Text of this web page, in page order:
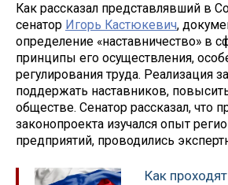
Как рассказал представлявший в
сенатор Игорь Кастюкевич,
определение «наставничество» в
принципы его осуществления,
регулирования труда. Реализация
поддержать наставников,
обществе. Сенатор рассказал, что
законопроекта изучался опыт
предприятий, проводились
Как